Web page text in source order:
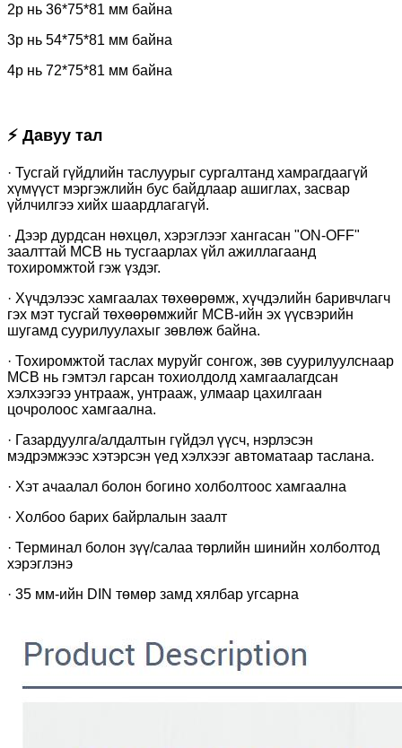
2p нь 36*75*81 мм байна
3p нь 54*75*81 мм байна
4p нь 72*75*81 мм байна
⚡ Давуу тал
· Тусгай гүйдлийн таслуурыг сургалтанд хамрагдаагүй
хүмүүст мэргэжлийн бус байдлаар ашиглах, засвар
үйлчилгээ хийх шаардлагагүй.
· Дээр дурдсан нөхцөл, хэрэглээг хангасан "ON-OFF"
заалттай MCB нь тусгаарлах үйл ажиллагаанд
тохиромжтой гэж үздэг.
· Хүчдэлээс хамгаалах төхөөрөмж, хүчдэлийн баривчлагч
гэх мэт тусгай төхөөрөмжийг MCB-ийн эх үүсвэрийн
шугамд суурилуулахыг зөвлөж байна.
· Тохиромжтой таслах муруйг сонгож, зөв ​​суурилуулснаар
MCB нь гэмтэл гарсан тохиолдолд хамгаалагдсан
хэлхээгээ унтрааж, унтрааж, улмаар цахилгаан
цочролоос хамгаална.
· Газардуулга/алдалтын гүйдэл үүсч, нэрлэсэн
мэдрэмжээс хэтэрсэн үед хэлхээг автоматаар таслана.
· Хэт ачаалал болон богино холболтоос хамгаална
· Холбоо барих байрлалын заалт
· Терминал болон зүү/салаа төрлийн шинийн холболтод
хэрэглэнэ
· 35 мм-ийн DIN төмөр замд хялбар угсарна